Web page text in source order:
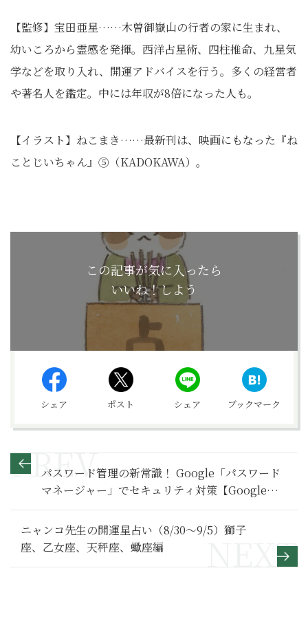
【監修】宝田亜星……木曽御嶽山の行者の家に生まれ、
幼いころから霊感を発揮。西洋占星術、四柱推命、九星気
学などを取り入れ、開運アドバイスを行う。多くの経営者
や著名人を鑑定。中には年収が8倍になった人も。
【イラスト】ねこまき……最新刊は、映画にもなった『ね
ことじいちゃん』⑤（KADOKAWA）。
この記事が気に入ったら
いいね！しよう
シェア ポスト シェア ブックマーク
パスワード管理の新常識！ Google「パスワード
マネージャー」でセキュリティ対策【Google活
用基本のき】
ニャンコ先生の開運星占い（8/30～9/5）獅子
座、乙女座、天秤座、蠍座編